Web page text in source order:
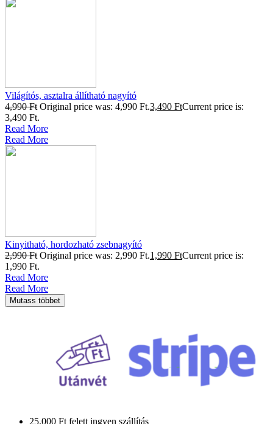
Világítós, asztalra állítható nagyító
4,990Ft Original price was: 4,990 Ft.3,490 FtCurrent price is:
3,490 Ft.
Read More
Read More
Kinyitható, hordozható zsebnagyító
2,990Ft Original price was: 2,990 Ft.1,990 FtCurrent price is:
1,990 Ft.
Read More
Read More
Mutass többet
25.000 Ft felett ingyen szállítás